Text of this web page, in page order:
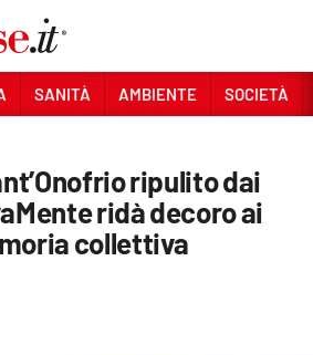
SANITÀ AMBIENTE SOCIETÀ
ripulito dai
ridà decoro ai
collettiva